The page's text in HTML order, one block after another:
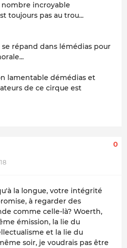
nombre incroyable
toujours pas au trou...
répand dans lémédias pour
lamentable démédias et
de ce cirque est
0
la longue, votre intégrité
à regarder des
comme celle-là? Woerth,
émission, la lie du
et la lie du
soir, je voudrais pas être